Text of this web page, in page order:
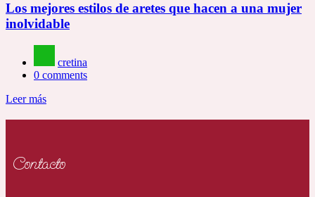
Los mejores estilos de aretes que hacen a una mujer
inolvidable
cretina
0 comments
Leer más
Contacto